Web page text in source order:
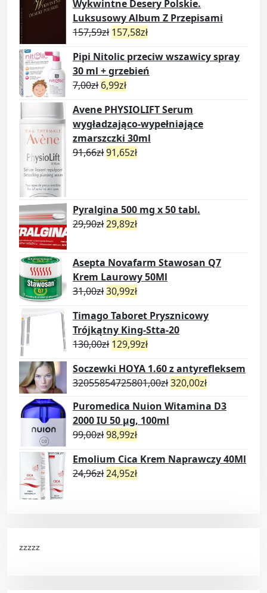
Wykwintne Desery Polskie.
Luksusowy Album Z Przepisami
157,59zł 157,58zł
Pipi Nitolic przeciw wszawicy spray
30 ml + grzebień
7,00zł 6,99zł
Avene PHYSIOLIFT Serum
wygładzająco-wypełniające
zmarszczki 30ml
91,66zł91,65zł
Pyralgina 500 mg x 50 tabl.
29,90zł29,89zł
Asepta Novafarm Stawosan Q7
Krem Laurowy 50Ml
31,00zł30,99zł
Timago Taboret Prysznicowy
Trójkątny King-Stta-20
130,00zł 129,99zł
Soczewki HOYA 1.60 z antyrefleksem
32055854725801,00zł320,00zł
Puromedica Nuion Witamina D3
2000 IU 50 µg, 100ml
99,00zł98,99zł
Emolium Cica Krem Naprawczy 40Ml
24,96zł24,95zł
zzzzz